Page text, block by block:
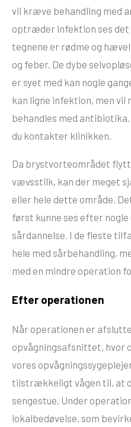
vil kræve behandling med
optræder infektion ses det
tegnene er rødme og
og feber. De dybe
er syet med kan nogle
kan ligne infektion, men
behandles med
du kontakter klinikken.
Da brystvorteområdet
vævsstilk, kan der meget
eller hele dette område.
først kunne ses efter nogle
sårdannelse. I de fleste
hele med sårbehandling,
med en mindre operation
Efter operationen
Når operationen er
opvågningsafsnittet, hvor
vores
tilstrækkeligt vågen til, at
sengestue. Under
lokalbedøvelse, som